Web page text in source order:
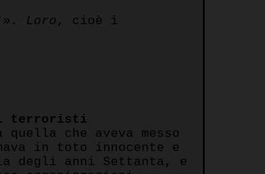
Loro , cioè i
terroristi
che aveva messo
in toto innocente e
degli anni Settanta, e